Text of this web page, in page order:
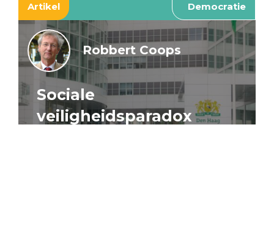
Artikel Democratie
Robbert Coops
Sociale
veiligheidsparadox